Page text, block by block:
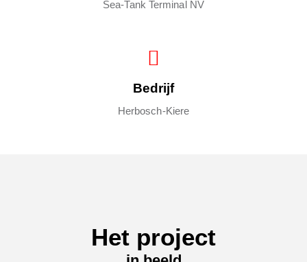
Sea-Tank Terminal NV
Bedrijf
Herbosch-Kiere
Het project